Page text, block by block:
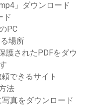
」ダウンロード
ド
PC
場所
護されたPDFをダウ
できるサイト
法
真をダウンロード